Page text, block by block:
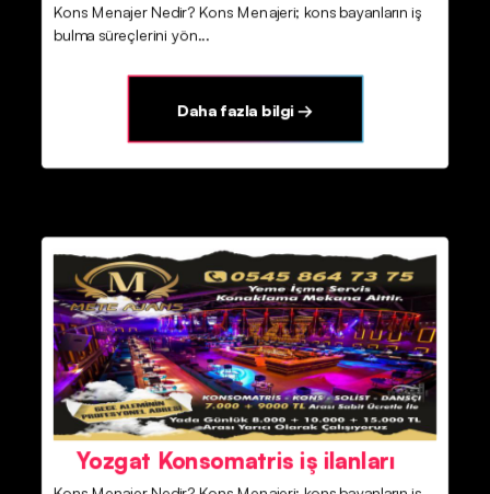
Kons Menajer Nedir? Kons Menajeri; kons bayanların iş
bulma süreçlerini yön...
Daha fazla bilgi →
Yozgat Konsomatris iş ilanları